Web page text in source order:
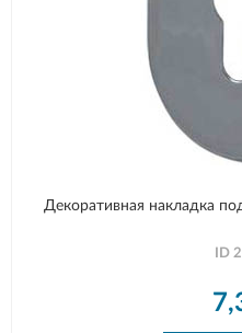
Декоративная накладка
ID